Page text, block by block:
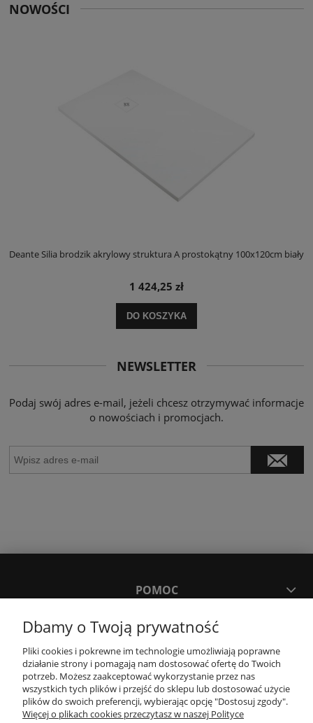
NOWOŚCI
Deante Silia brodzik akrylowy struktura A prostokątny 100x120cm biały
1 424,25 zł
DO KOSZYKA
NEWSLETTER
Podaj swój adres e-mail, jeżeli chcesz otrzymywać informacje
o nowościach i promocjach.
POMOC
MOJE KONTO
PŁATNOŚCI I DOSTAWA
KONTAKT
Dbamy o Twoją prywatność
Pliki cookies i pokrewne im technologie umożliwiają poprawne
działanie strony i pomagają nam dostosować ofertę do Twoich
potrzeb. Możesz zaakceptować wykorzystanie przez nas
wszystkich tych plików i przejść do sklepu lub dostosować użycie
plików do swoich preferencji, wybierając opcję "Dostosuj zgody".
Więcej o plikach cookies przeczytasz w naszej Polityce